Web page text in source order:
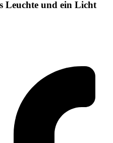
Leuchte und ein Licht